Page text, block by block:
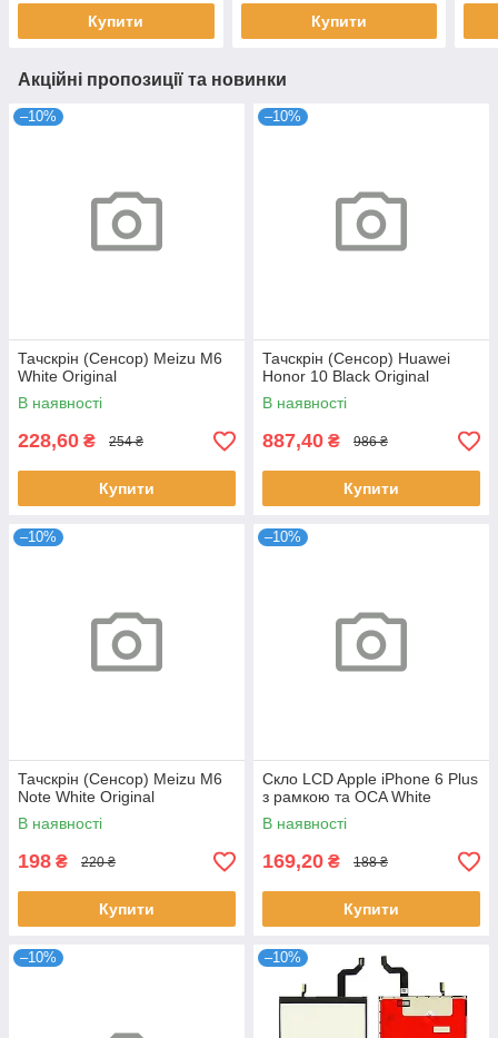
Купити Купити
Акційні пропозиції та новинки
–10%
Тачскрін (Сенсор) Meizu M6
White Original
В наявності
228,60 ₴ 254 ₴
Купити
–10%
Тачскрін (Сенсор) Huawei
Honor 10 Black Original
В наявності
887,40 ₴ 986 ₴
Купити
–10%
Тачскрін (Сенсор) Meizu M6
Note White Original
В наявності
198 ₴ 220 ₴
Купити
–10%
Скло LCD Apple iPhone 6 Plus
з рамкою та OCA White
В наявності
169,20 ₴ 188 ₴
Купити
–10% –10%